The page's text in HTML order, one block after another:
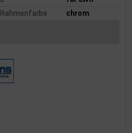
Rahmenfarbe
chrom